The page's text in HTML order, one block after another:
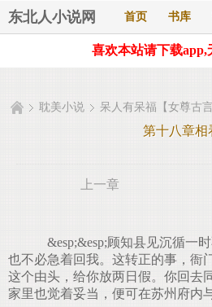
东北人小说网 首页 书库
喜欢本站请下载app,
耽美小说 呆人有呆福【女尊古
第十八章相
上一章
&esp;&esp;顾知县见沉循一
也不必急着回我。这转正的事，衙
这个由头，给你放两日假。你回去
家里也觉着妥当，便可在苏州府内